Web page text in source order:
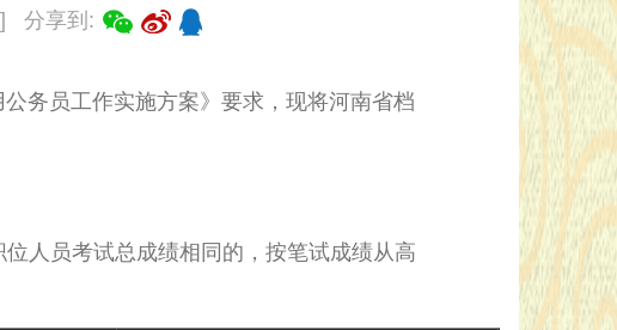
] 分享到:
员工作实施方案》要求，现将河南省档
人员考试总成绩相同的，按笔试成绩从高